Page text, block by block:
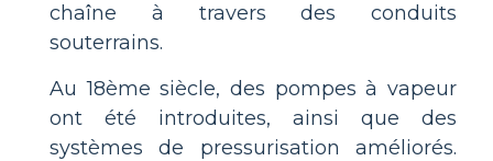
chaîne à travers des conduits
souterrains.
Au 18ème siècle, des pompes à vapeur
ont été introduites, ainsi que des
systèmes de pressurisation améliorés.